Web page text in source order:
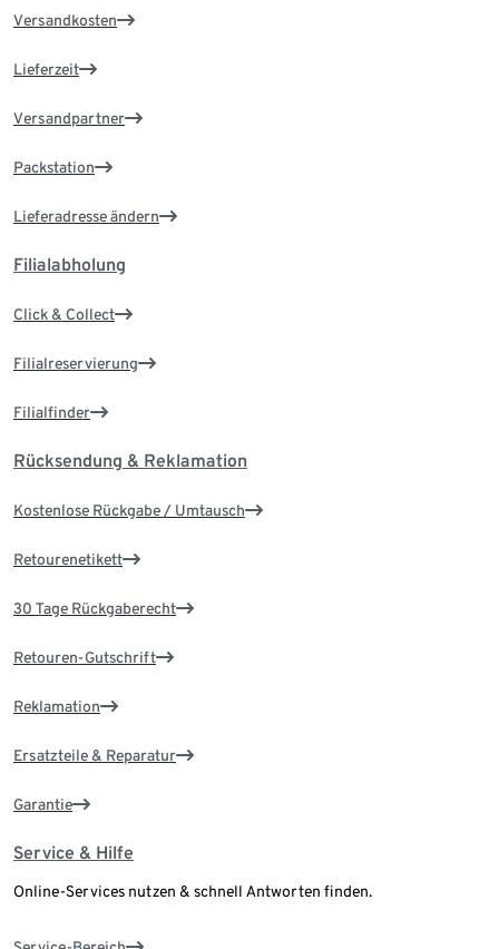
Versandkosten
Lieferzeit
Versandpartner
Packstation
Lieferadresse ändern
Filialabholung
Click & Collect
Filialreservierung
Filialfinder
Rücksendung & Reklamation
Kostenlose Rückgabe / Umtausch
Retourenetikett
30 Tage Rückgaberecht
Retouren-Gutschrift
Reklamation
Ersatzteile & Reparatur
Garantie
Service & Hilfe
Online-Services nutzen & schnell Antworten finden.